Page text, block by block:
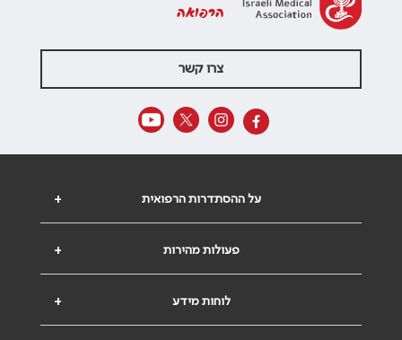
הרפואה
צרו קשר
+ על ההסתדרות הרפואית
+ פעולות מהירות
+ לוחות מידע